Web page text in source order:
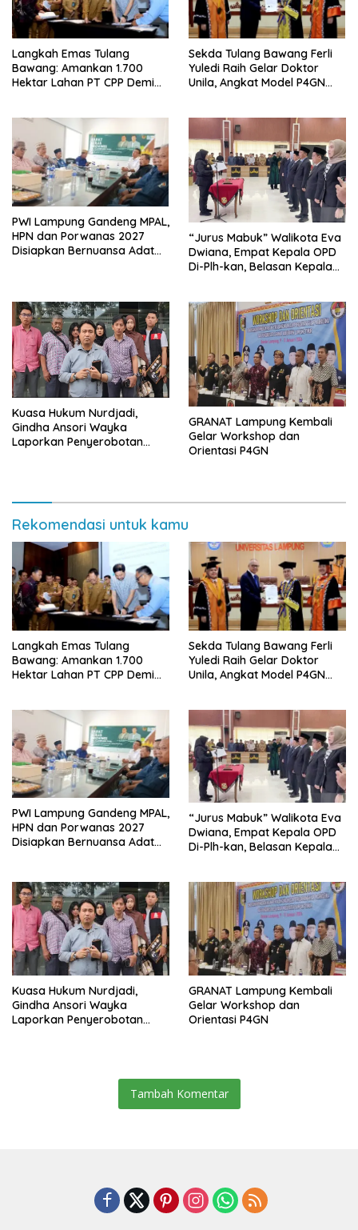
Langkah Emas Tulang
Bawang: Amankan 1.700
Hektar Lahan PT CPP Demi
Sekda Tulang Bawang Ferli
Yuledi Raih Gelar Doktor
Unila, Angkat Model P4GN
PWI Lampung Gandeng MPAL,
HPN dan Porwanas 2027
Disiapkan Bernuansa Adat
“Jurus Mabuk” Walikota Eva
Dwiana, Empat Kepala OPD
Di-Plh-kan, Belasan Kepala
Kuasa Hukum Nurdjadi,
Gindha Ansori Wayka
Laporkan Penyerobotan
GRANAT Lampung Kembali
Gelar Workshop dan
Orientasi P4GN
Rekomendasi untuk kamu
Langkah Emas Tulang
Bawang: Amankan 1.700
Hektar Lahan PT CPP Demi
Sekda Tulang Bawang Ferli
Yuledi Raih Gelar Doktor
Unila, Angkat Model P4GN
PWI Lampung Gandeng MPAL,
HPN dan Porwanas 2027
Disiapkan Bernuansa Adat
“Jurus Mabuk” Walikota Eva
Dwiana, Empat Kepala OPD
Di-Plh-kan, Belasan Kepala
Kuasa Hukum Nurdjadi,
Gindha Ansori Wayka
Laporkan Penyerobotan
GRANAT Lampung Kembali
Gelar Workshop dan
Orientasi P4GN
Tambah Komentar